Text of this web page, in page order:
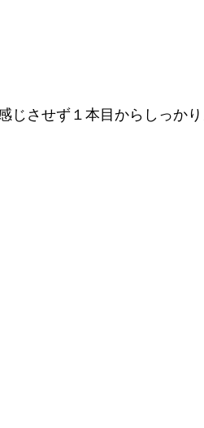
じさせず１本目からしっか